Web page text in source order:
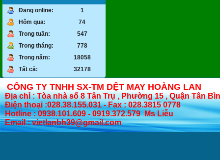
Đang online:
1
Hôm qua:
74
Trong tuần:
547
Trong tháng:
778
Trong năm:
18058
Tất cả:
32178
CÔNG TY TNHH SX-TM DỆT MAY HOÀNG LAN
Địa chỉ : Tòa nhà số 8 Tân Trụ , Phường 15 , Quận Tân
Điện thoại :028.38.155.031 - Fax : 028.3815 0778
Hotline : 0938.101.609 - 0919.372.579 Ms Liễu
Email : vietlanbh39@gmail.com